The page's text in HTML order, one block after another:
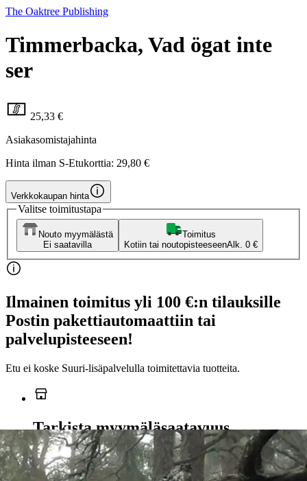
The Oaktree Publishing
Timmerbacka, Vad ögat inte
ser
25,33 €
Asiakasomistajahinta
Hinta ilman S-Etukorttia: 29,80 €
Verkkokaupan hinta
Valitse toimitustapa
Nouto myymälästä
Ei saatavilla
Toimitus
Kotiin tai noutopisteeseenAlk. 0 €
Ilmainen toimitus yli 100 €:n tilauksille
Postin pakettiautomaattiin tai
palvelupisteeseen!
Etu ei koske Suuri‑lisäpalvelulla toimitettavia tuotteita.
Tarkista myymäläsaatavuus